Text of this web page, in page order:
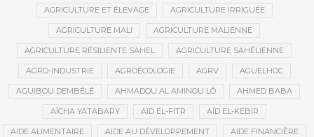
AGRICULTURE ET ÉLEVAGE AGRICULTURE IRRIGUÉE
AGRICULTURE MALI AGRICULTURE MALIENNE
AGRICULTURE RÉSILIENTE SAHEL AGRICULTURE SAHÉLIENNE
AGRO-INDUSTRIE AGROÉCOLOGIE AGRV AGUELHOC
AGUIBOU DEMBÉLÉ AHMADOU AL AMINOU LÔ AHMED BABA
AÏCHA YATABARY AÏD EL-FITR AÏD EL-KÉBIR
AIDE ALIMENTAIRE AIDE AU DÉVELOPPEMENT AIDE FINANCIÈRE